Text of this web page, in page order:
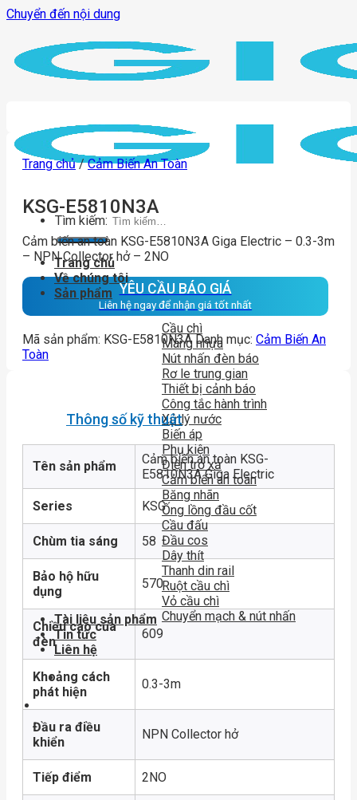
Chuyển đến nội dung
Tìm kiếm:
Trang chủ
Về chúng tôi
Sản phẩm
Cầu chì
Máng nhựa
Nút nhấn đèn báo
Rơ le trung gian
Thiết bị cảnh báo
Công tắc hành trình
Xử lý nước
Biến áp
Phụ kiện
Điện trở xả
Cảm biến an toàn
Băng nhãn
Ống lồng đầu cốt
Cầu đấu
Đầu cos
Dây thít
Thanh din rail
Ruột cầu chì
Vỏ cầu chì
Chuyển mạch & nút nhấn
Tài liệu sản phẩm
Tin tức
Liên hệ
Trang chủ / Cảm Biến An Toàn
KSG-E5810N3A
Cảm biến an toàn KSG-E5810N3A Giga Electric – 0.3-3m
– NPN Collector hở – 2NO
YÊU CẦU BÁO GIÁ
Liên hệ ngay để nhận giá tốt nhất
Mã sản phẩm: KSG-E5810N3A Danh mục: Cảm Biến An
Toàn
Thông số kỹ thuật
Tên sản phẩm
Cảm biến an toàn KSG-
E5810N3A Giga Electric
Series KSG
Chùm tia sáng 58
Bảo hộ hữu
dụng
570
Chiều cao của
đèn
609
Khoảng cách
phát hiện
0.3-3m
Đầu ra điều
khiển
NPN Collector hở
Tiếp điểm 2NO